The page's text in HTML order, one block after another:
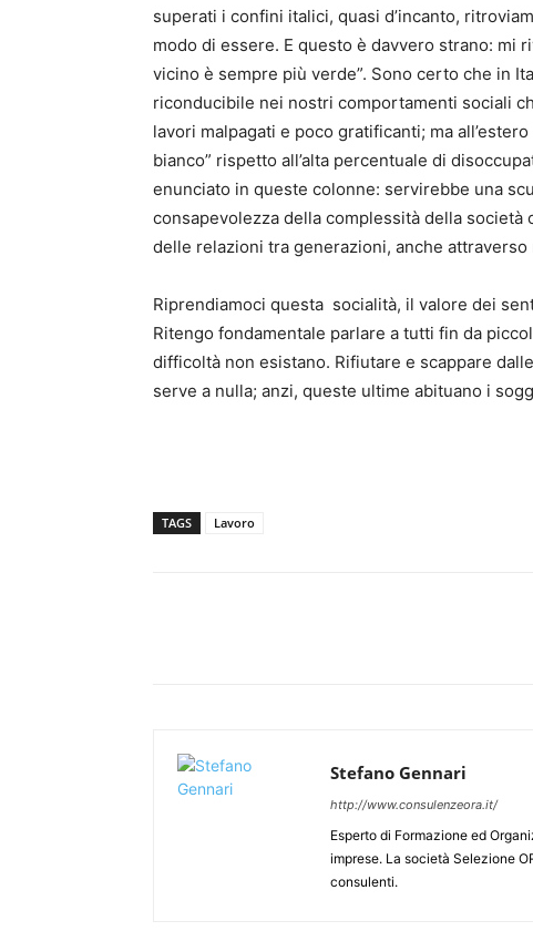
superati i confini italici, quasi d’incanto,
modo di essere. E questo è davvero strano: mi
vicino è sempre più verde”. Sono certo che in
riconducibile nei nostri comportamenti sociali
lavori malpagati e poco gratificanti; ma
bianco” rispetto all’alta percentuale di
enunciato in queste colonne: servirebbe una
consapevolezza della complessità della
delle relazioni tra generazioni, anche
Riprendiamoci questa socialità, il valore dei
Ritengo fondamentale parlare a tutti fin da
difficoltà non esistano. Rifiutare e scappare
serve a nulla; anzi, queste ultime abituano i
TAGS Lavoro
Stefano Gennari
http://www.consulenzeora.it/
Esperto di Formazione ed
imprese. La società Selezione
consulenti.